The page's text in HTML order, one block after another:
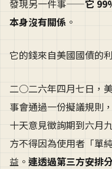
發現另一件事——它
本身沒有關係 。
它的錢來自美國國債的
二○二六年四月七日，
事會通過一份擬議規則
十天意見徵詢期到六
方不得因為使用者「單
益。 連透過第三方安排